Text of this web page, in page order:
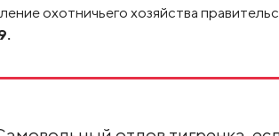
охотничьего хозяйства